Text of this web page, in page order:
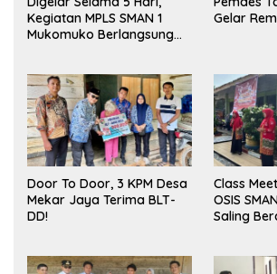
Kegiatan MPLS SMAN 1
Mukomuko Berlangsung
Gelar
Door To Door, 3 KPM Desa
Mekar Jaya Terima BLT-
DD!
Class
OSIS
Saling